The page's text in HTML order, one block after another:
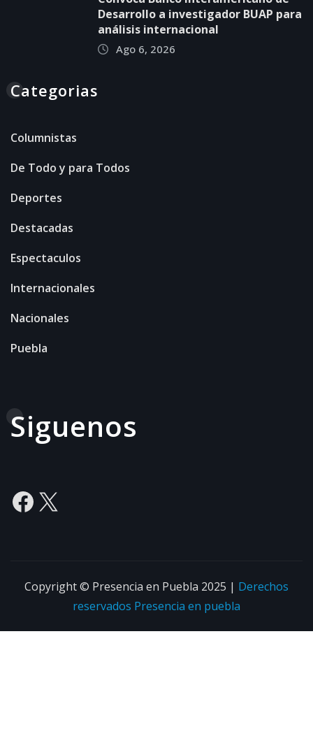
Desarrollo a investigador BUAP para
análisis internacional
Ago 6, 2026
Categorias
Columnistas
De Todo y para Todos
Deportes
Destacadas
Espectaculos
Internacionales
Nacionales
Puebla
Siguenos
Facebook
X
Copyright © Presencia en Puebla 2025 | Derechos
reservados Presencia en puebla